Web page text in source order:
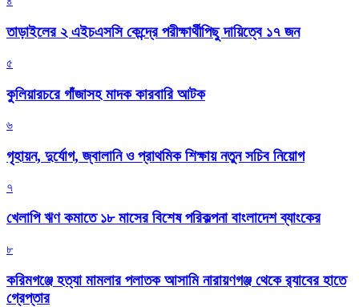
তাড়াইলের ২ এইচএসসি কেন্দ্রে পরীক্ষার্থীপিছু দায়িত্বে ১৭ জন
৫
কুলিয়ারচরে গাঁজাসহ মাদক কারবারি আটক
৬
গৃহায়ন, দুর্যোগ, জ্বালানি ও প্রাথমিক শিক্ষায় নতুন সচিব নিয়োগ
৭
খেলাপি ঋণ কমাতে ১৮ মাসের বিশেষ পরিকল্পনা বাংলাদেশ ব্যাংকের
৮
করিমগঞ্জে হত্যা মামলার পলাতক আসামি নারায়ণগঞ্জ থেকে র‌্যাবের হাতে
গ্রেপ্তার